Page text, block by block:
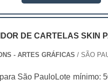
DE CARTELAS SKIN
- ARTES GRÁFICAS / SÃO
São PauloLote mínimo: